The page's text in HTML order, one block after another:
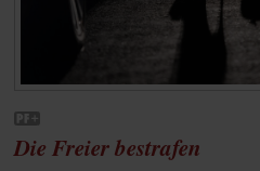
Die Freier bestrafen